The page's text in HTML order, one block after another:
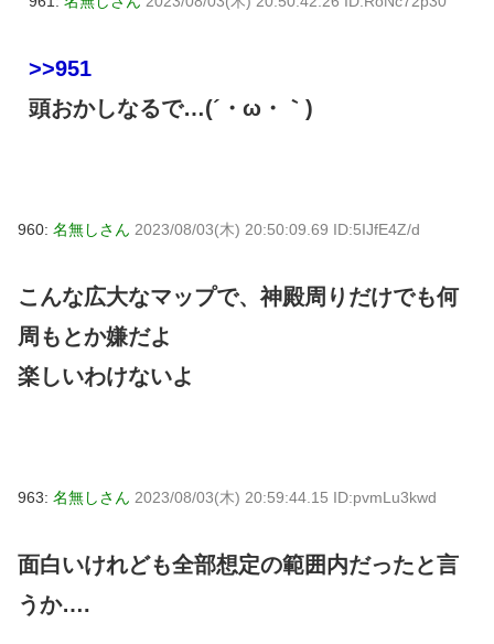
>>951
頭おかしなるで…(´・ω・｀)
960: 名無しさん 2023/08/03(木) 20:50:09.69 ID:5IJfE4Z/d
こんな広大なマップで、神殿周りだけでも何
周もとか嫌だよ
楽しいわけないよ
963: 名無しさん 2023/08/03(木) 20:59:44.15 ID:pvmLu3kwd
面白いけれども全部想定の範囲内だったと言
うか….